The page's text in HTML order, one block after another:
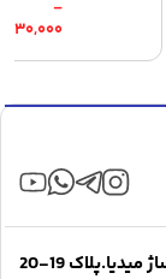
–
Price
range:
۲۶,۲۳۰,۰۰۰
19-20